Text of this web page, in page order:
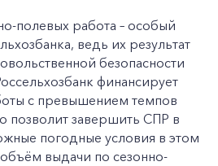
полевых работа – особый
ведь их результат
безопасности
финансирует
с превышением темпов
позволит завершить СПР в
погодные условия в этом
объём выдачи по сезонно-